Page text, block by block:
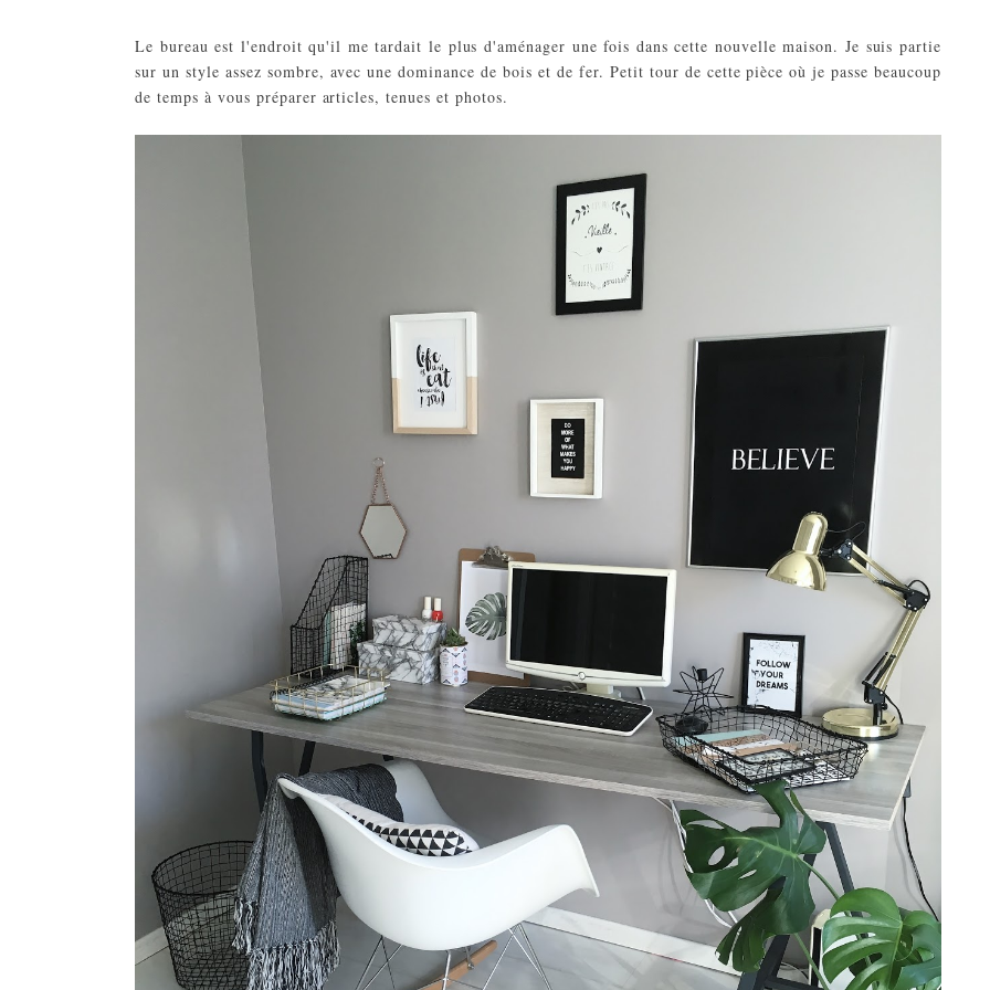
Le bureau est l'endroit qu'il me tardait le plus d'aménager une fois dans cette nouvelle maison. Je suis partie
sur un style assez sombre, avec une dominance de bois et de fer. Petit tour de cette pièce où je passe beaucoup
de temps à vous préparer articles, tenues et photos.